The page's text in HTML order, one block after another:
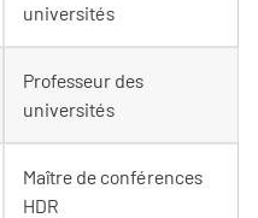
universités
Professeur des
universités
Maître de conférences
HDR